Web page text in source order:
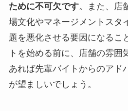
ために不可欠です。また、店
場文化やマネージメントスタ
題を悪化させる要因になるこ
トを始める前に、店舗の雰囲
あれば先輩バイトからのアド
が望ましいでしょう。